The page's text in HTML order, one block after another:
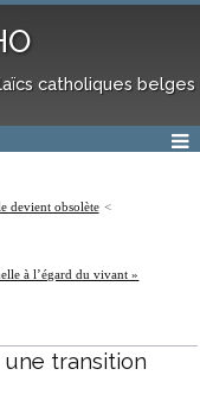
catholiques belges
devient obsolète
à l’égard du vivant »
transition